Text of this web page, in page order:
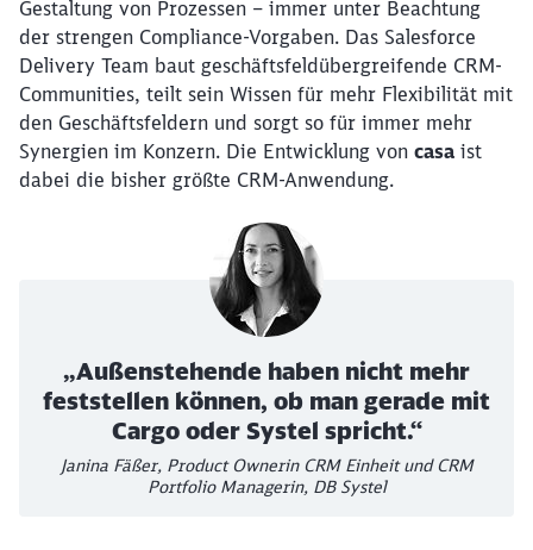
Gestaltung von Prozessen – immer unter Beachtung
der strengen Compliance-Vorgaben. Das Salesforce
Delivery Team baut geschäftsfeldübergreifende CRM-
Communities, teilt sein Wissen für mehr Flexibilität mit
den Geschäftsfeldern und sorgt so für immer mehr
Synergien im Konzern. Die Entwicklung von casa ist
dabei die bisher größte CRM-Anwendung.
„Außenstehende haben nicht mehr
feststellen können, ob man gerade mit
Cargo oder Systel spricht.“
Janina Fäßer, Product Ownerin CRM Einheit und CRM
Portfolio Managerin, DB Systel